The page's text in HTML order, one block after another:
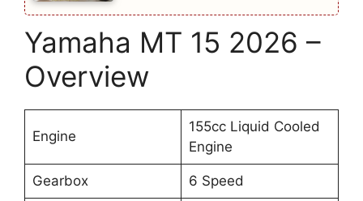
Yamaha MT 15 2026 –
Overview
Engine
155cc Liquid Cooled
Engine
Gearbox 6 Speed